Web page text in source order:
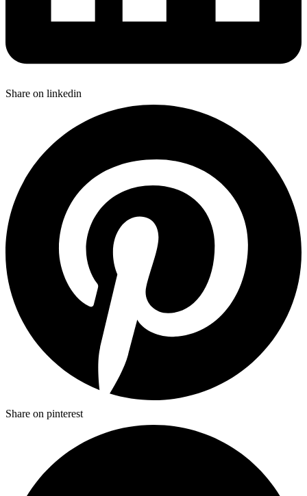
Share on linkedin
Share on pinterest